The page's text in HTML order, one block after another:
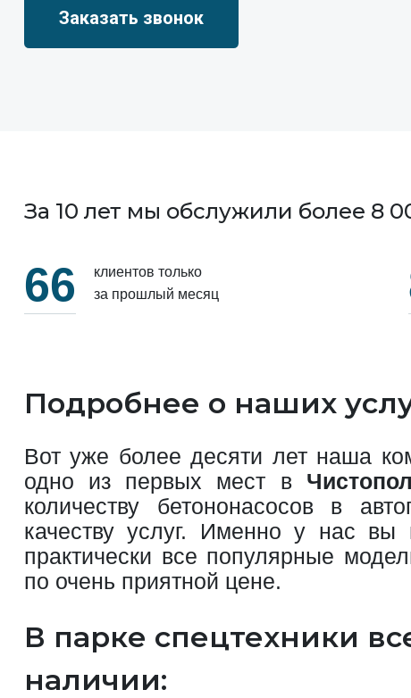
За 10 лет мы обслужили более 8
66
клиентов только
за прошлый месяц
Подробнее о наших
Вот уже более десяти лет наша
одно из первых мест в
количеству бетононасосов в
качеству услуг. Именно у нас вы
практически все популярные
по очень приятной цене.
В парке спецтехники
наличии: